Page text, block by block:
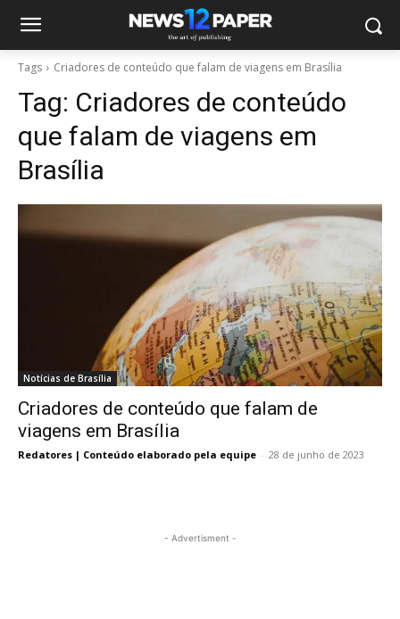
Tags Criadores de conteúdo que falam de viagens em Brasília
Tag: Criadores de conteúdo
que falam de viagens em
Brasília
Notícias de Brasília
Criadores de conteúdo que falam de
viagens em Brasília
Redatores | Conteúdo elaborado pela equipe - 28 de junho de 2023
- Advertisment -